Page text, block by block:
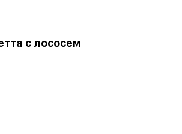
с лососем